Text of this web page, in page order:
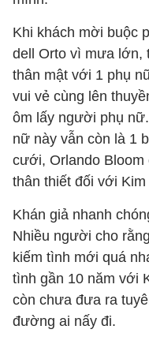
Khi khách mời buộc
dell Orto vì mưa lớn,
thân mật với 1 phụ
vui vẻ cùng lên
ôm lấy người phụ
nữ này vẫn còn là 1
cưới, Orlando Bloom
thân thiết đối với
Khán giả nhanh
Nhiều người cho
kiếm tình mới quá
tình gần 10 năm với
còn chưa đưa ra
đường ai nấy đi.